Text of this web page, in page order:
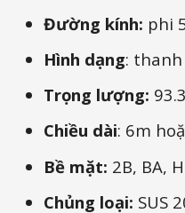
Đường kính: phi
Hình dạng:
Trọng lượng:
Chiều dài: 6m
Bề mặt: 2B, BA,
Chủng loại: SUS